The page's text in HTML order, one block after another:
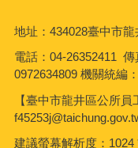
地址：434028臺中市
電話：04-26352411
0972634809 機關統編
【臺中市龍井區公所
建議螢幕解析度：1024